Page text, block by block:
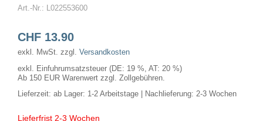
Art.-Nr.: L022553600
CHF13.90
exkl. MwSt. zzgl. Versandkosten
exkl. Einfuhrumsatzsteuer (DE: 19 %, AT: 20 %)
Ab 150 EUR Warenwert zzgl. Zollgebühren.
Lieferzeit: ab Lager: 1-2 Arbeitstage | Nachlieferung: 2-3 Wochen
Lieferfrist 2-3 Wochen